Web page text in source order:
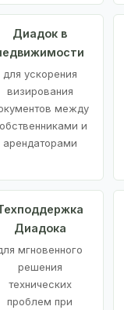
Диадок в
для ускорения
визирования
между
и
арендаторами
Диадока
мгновенного
решения
технических
проблем при